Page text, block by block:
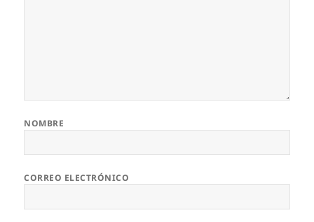
NOMBRE
CORREO ELECTRÓNICO